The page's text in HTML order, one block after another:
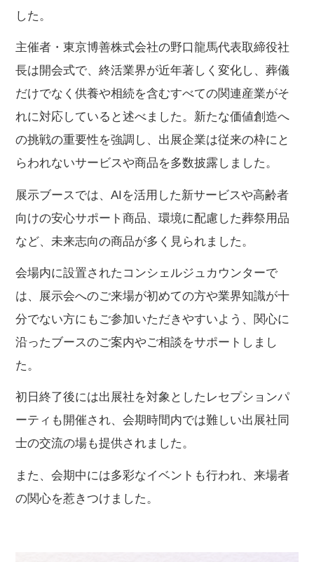
した。
主催者・東京博善株式会社の野口龍馬代表取締役社
長は開会式で、終活業界が近年著しく変化し、葬儀
だけでなく供養や相続を含むすべての関連産業がそ
れに対応していると述べました。新たな価値創造へ
の挑戦の重要性を強調し、出展企業は従来の枠にと
らわれないサービスや商品を多数披露しました。
展示ブースでは、AIを活用した新サービスや高齢者
向けの安心サポート商品、環境に配慮した葬祭用品
など、未来志向の商品が多く見られました。
会場内に設置されたコンシェルジュカウンターで
は、展示会へのご来場が初めての方や業界知識が十
分でない方にもご参加いただきやすいよう、関心に
沿ったブースのご案内やご相談をサポートしまし
た。
初日終了後には出展社を対象としたレセプションパ
ーティも開催され、会期時間内では難しい出展社同
士の交流の場も提供されました。
また、会期中には多彩なイベントも行われ、来場者
の関心を惹きつけました。